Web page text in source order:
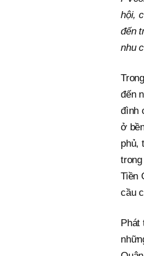
hội,
đến
nhu
đến
đình
ở
phủ,
Tiền
cầu
Phát